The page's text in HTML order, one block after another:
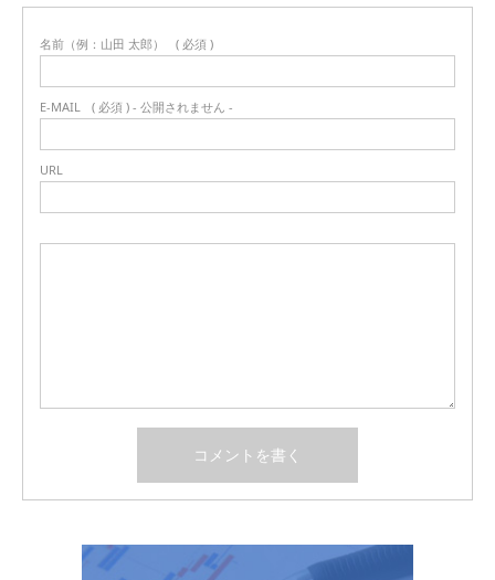
名前（例：山田 太郎） ( 必須 )
E-MAIL ( 必須 ) - 公開されません -
URL